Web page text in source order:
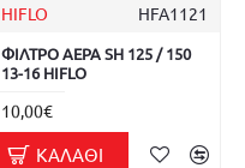
HIFLO HFA1121
ΦΙΛΤΡΟ ΑΕΡΑ SH 125 / 150
13-16 HIFLO
10,00€
ΚΑΛΆΘΙ